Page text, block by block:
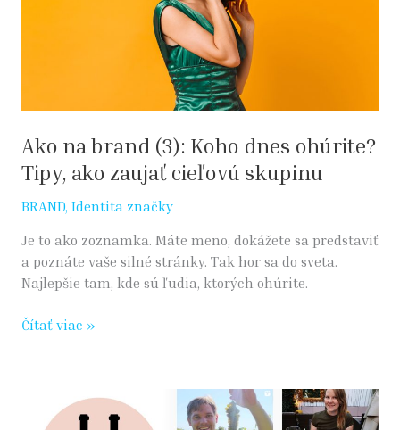
Ako na brand (3): Koho dnes ohúrite?
Tipy, ako zaujať cieľovú skupinu
BRAND, Identita značky
Je to ako zoznamka. Máte meno, dokážete sa predstaviť
a poznáte vaše silné stránky. Tak hor sa do sveta.
Najlepšie tam, kde sú ľudia, ktorých ohúrite.
zaujať
skupinu
Čítať viac »
Momentine:
názov